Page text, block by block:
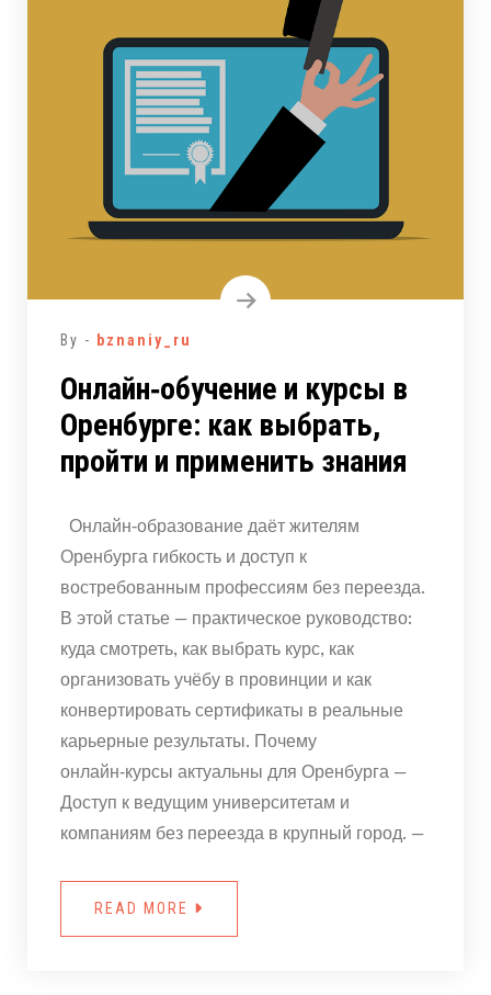
By - bznaniy_ru
Онлайн‑обучение и курсы в
Оренбурге: как выбрать,
пройти и применить знания
Онлайн‑образование даёт жителям
Оренбурга гибкость и доступ к
востребованным профессиям без переезда.
В этой статье — практическое руководство:
куда смотреть, как выбрать курс, как
организовать учёбу в провинции и как
конвертировать сертификаты в реальные
карьерные результаты. Почему
онлайн‑курсы актуальны для Оренбурга —
Доступ к ведущим университетам и
компаниям без переезда в крупный город. —
READ MORE